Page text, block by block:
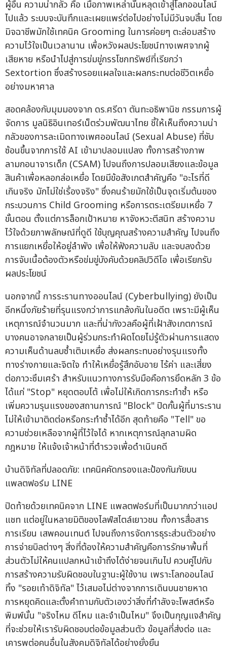
ผู้อื่น ความน่ากลัว คือ เมื่อภาพเหล่านั้นหลุดเข้าสู่โลกออนไลน์
ไปแล้ว ระบบจะบันทึกและเผยแพร่ต่อไปอย่างไม่มีวันจบสิ้น โดย
มิจฉาชีพมักใช้เทคนิค Grooming ในการค่อยๆ ตะล่อมสร้าง
ความไว้ใจเป็นเวลานาน เพื่อหวังผลประโยชน์ทางเพศจากผู้
เสียหาย หรือนำไปสู่การข่มขู่กรรโชกทรัพย์ที่เรียกว่า
Sextortion ซึ่งสร้างรอยแผลใจและผลกระทบต่อชีวิตเหยื่อ
อย่างมหาศาล
สอดคล้องกับมุมมองจาก ดร.ศรีดา ตันทะอธิพานิช กรรมการผู้
จัดการ มูลนิธิอินเทอร์เน็ตร่วมพัฒนาไทย ชี้ให้เห็นถึงความน่า
กลัวของการละเมิดทางเพศออนไลน์ (Sexual Abuse) ที่ซับ
ซ้อนขึ้นจากการใช้ AI เข้ามาปลอมแปลง ทั้งการสร้างภาพ
ลามกอนาจารเด็ก (CSAM) ไปจนถึงการปลอมเสียงและข้อมูล
สินค้าเพื่อหลอกล่อเหยื่อ โดยมีข้อสังเกตสำคัญคือ "อะไรที่ดี
เกินจริง มักไม่ใช่เรื่องจริง" ซึ่งคนร้ายมักใช้เป็นจุดเริ่มต้นของ
กระบวนการ Child Grooming หรือการตระเตรียมเหยื่อ 7
ขั้นตอน ตั้งแต่การล็อกเป้าหมาย หาจังหวะตีสนิท สร้างความ
ไว้ใจด้วยภาพลักษณ์ที่ดูดี ใช้บุญคุณสร้างความสำคัญ ไปจนถึง
การแยกเหยื่อให้อยู่ลำพัง เพื่อให้ฟังความลับ และจบลงด้วย
การจับเนื้อต้องตัวหรือข่มขู่บังคับด้วยคลิปวิดีโอ เพื่อเรียกรับ
ผลประโยชน์
นอกจากนี้ การระรานทางออนไลน์ (Cyberbullying) ยังเป็น
อีกหนึ่งภัยร้ายที่รุนแรงกว่าการแกล้งกันในอดีต เพราะมีผู้เห็น
เหตุการณ์จำนวนมาก และที่น่ากังวลคือผู้ที่เฝ้าสังเกตการณ์
บางคนอาจกลายเป็นผู้ร่วมกระทำผิดโดยไม่รู้ตัวผ่านการแสดง
ความเห็นด้านลบซ้ำเติมเหยื่อ ส่งผลกระทบอย่างรุนแรงทั้ง
ทางร่างกายและจิตใจ ทำให้เหยื่อรู้สึกอับอาย ไร้ค่า และเสี่ยง
ต่อภาวะซึมเศร้า สำหรับแนวทางการรับมือคือการยึดหลัก 3 ข้อ
ได้แก่ "Stop" หยุดตอบโต้ เพื่อไม่ให้เกิดการกระทำซ้ำ หรือ
เพิ่มความรุนแรงของสถานการณ์ "Block" ปิดกั้นผู้ที่มาระราน
ไม่ให้เข้ามาติดต่อหรือกระทำซ้ำได้อีก สุดท้ายคือ "Tell" ขอ
ความช่วยเหลือจากผู้ที่ไว้ใจได้ หากเหตุการณ์ลุกลามผิด
กฎหมาย ให้แจ้งเจ้าหน้าที่ตำรวจเพื่อดำเนินคดี
บ้านดิจิทัลที่ปลอดภัย: เทคนิคคัดกรองและป้องกันภัยบน
แพลตฟอร์ม LINE
ปิดท้ายด้วยเทคนิคจาก LINE แพลตฟอร์มที่เป็นมากกว่าแอป
แชท แต่อยู่ในหลายมิติของไลฟ์สไตล์เยาวชน ทั้งการสื่อสาร
การเรียน เสพคอนเทนต์ ไปจนถึงการจัดการธุระส่วนตัวอย่าง
การจ่ายบิลต่างๆ สิ่งที่ต้องให้ความสำคัญคือการรักษาพื้นที่
ส่วนตัวไม่ให้คนแปลกหน้าเข้าถึงได้ง่ายจนเกินไป ควบคู่ไปกับ
การสร้างความรับผิดชอบในฐานะผู้ใช้งาน เพราะโลกออนไลน์
ทิ้ง "รอยเท้าดิจิทัล" ไว้เสมอไม่ต่างจากการเดินบนชายหาด
การหยุดคิดและตั้งคำถามกับตัวเองว่าสิ่งที่กำลังจะโพสต์หรือ
พิมพ์นั้น "จริงไหม ดีไหม และจำเป็นไหม" จึงเป็นกุญแจสำคัญ
ที่จะช่วยให้เรารับผิดชอบต่อข้อมูลส่วนตัว ข้อมูลที่ส่งต่อ และ
เคารพต่อคนอื่นในสังคมดิจิทัลได้อย่างยั่งยืน